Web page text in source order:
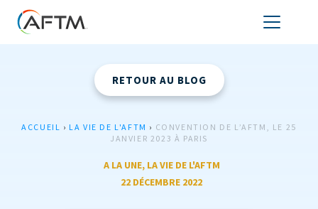
RETOUR AU BLOG
ACCUEIL › LA VIE DE L'AFTM › CONVENTION DE L’AFTM, LE 25
JANVIER 2023 À PARIS
A LA UNE, LA VIE DE L'AFTM
22 DÉCEMBRE 2022